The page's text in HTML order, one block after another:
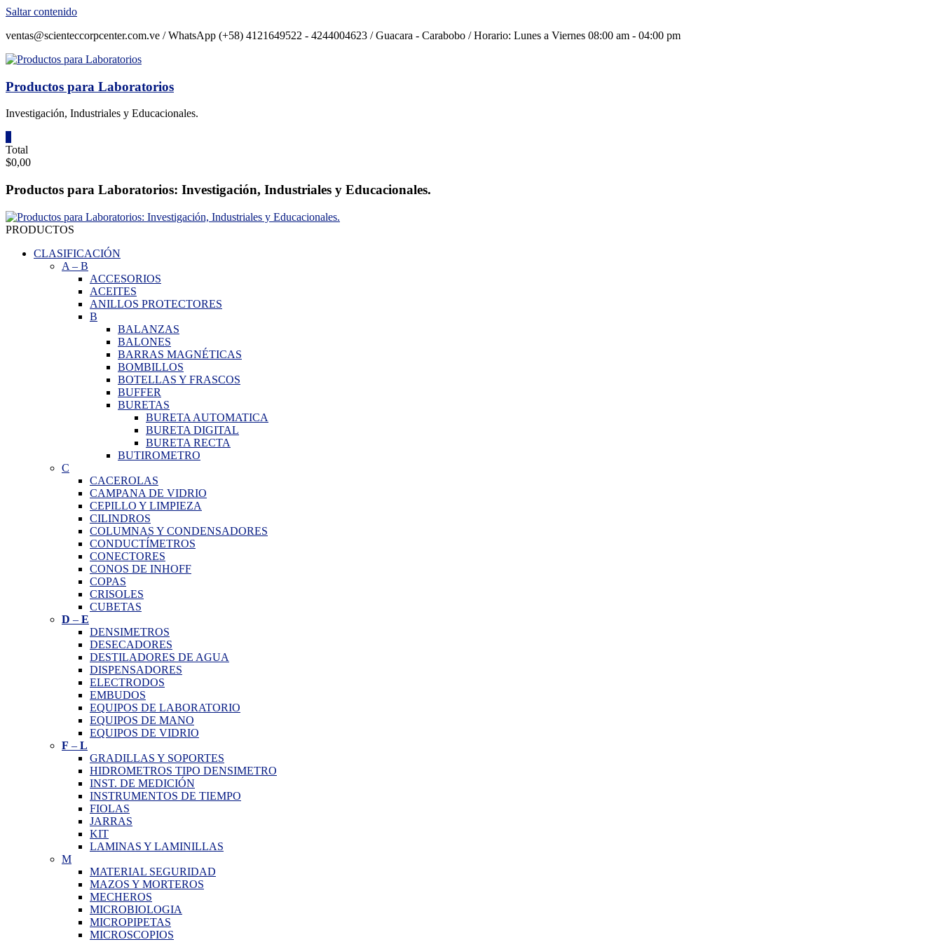
Saltar contenido
ventas@scienteccorpcenter.com.ve / WhatsApp (+58) 4121649522 - 4244004623 / Guacara - Carabobo / Horario: Lunes a Viernes 08:00 am - 04:00 pm
Productos para Laboratorios
Investigación, Industriales y Educacionales.
Total
$0,00
Productos para Laboratorios: Investigación, Industriales y Educacionales.
PRODUCTOS
CLASIFICACIÓN
A – B
ACCESORIOS
ACEITES
ANILLOS PROTECTORES
B
BALANZAS
BALONES
BARRAS MAGNÉTICAS
BOMBILLOS
BOTELLAS Y FRASCOS
BUFFER
BURETAS
BURETA AUTOMATICA
BURETA DIGITAL
BURETA RECTA
BUTIROMETRO
C
CACEROLAS
CAMPANA DE VIDRIO
CEPILLO Y LIMPIEZA
CILINDROS
COLUMNAS Y CONDENSADORES
CONDUCTÍMETROS
CONECTORES
CONOS DE INHOFF
COPAS
CRISOLES
CUBETAS
D – E
DENSIMETROS
DESECADORES
DESTILADORES DE AGUA
DISPENSADORES
ELECTRODOS
EMBUDOS
EQUIPOS DE LABORATORIO
EQUIPOS DE MANO
EQUIPOS DE VIDRIO
F – L
GRADILLAS Y SOPORTES
HIDROMETROS TIPO DENSIMETRO
INST. DE MEDICIÓN
INSTRUMENTOS DE TIEMPO
FIOLAS
JARRAS
KIT
LAMINAS Y LAMINILLAS
M
MATERIAL SEGURIDAD
MAZOS Y MORTEROS
MECHEROS
MICROBIOLOGIA
MICROPIPETAS
MICROSCOPIOS